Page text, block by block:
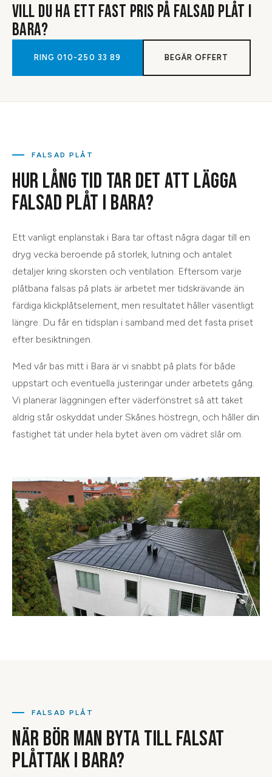
VILL DU HA ETT FAST PRIS PÅ FALSAD PLÅT I
BARA?
RING010-250 33 89 BEGÄR OFFERT
FALSAD PLÅT
HUR LÅNG TID TAR DET ATT LÄGGA
FALSAD PLÅT I BARA?
Ett vanligt enplanstak i Bara tar oftast några dagar till en
dryg vecka beroende på storlek, lutning och antalet
detaljer kring skorsten och ventilation. Eftersom varje
plåtbana falsas på plats är arbetet mer tidskrävande än
färdiga klickplåtselement, men resultatet håller väsentligt
längre. Du får en tidsplan i samband med det fasta priset
efter besiktningen.
Med vår bas mitt i Bara är vi snabbt på plats för både
uppstart och eventuella justeringar under arbetets gång.
Vi planerar läggningen efter väderfönstret så att taket
aldrig står oskyddat under Skånes höstregn, och håller din
fastighet tät under hela bytet även om vädret slår om.
FALSAD PLÅT
NÄR BÖR MAN BYTA TILL FALSAT
PLÅTTAK I BARA?